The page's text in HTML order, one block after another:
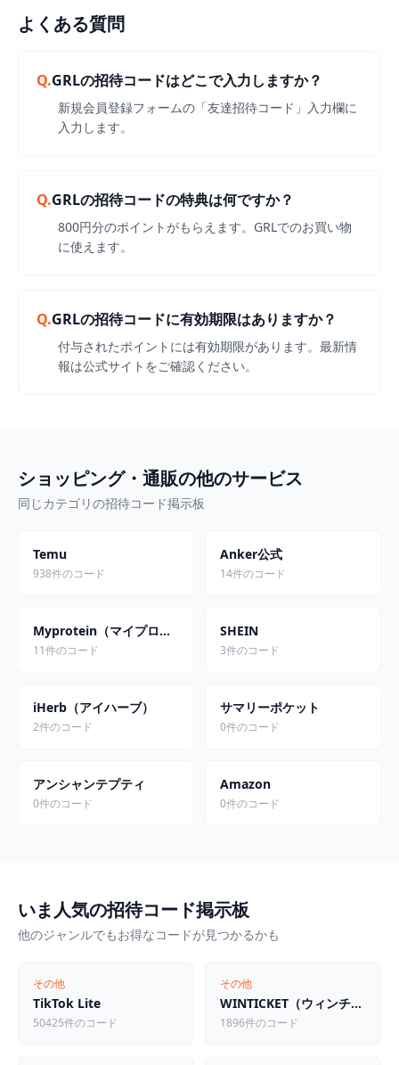
よくある質問
Q.GRLの招待コードはどこで入力しますか？
新規会員登録フォームの「友達招待コード」入力欄に
入力します。
Q.GRLの招待コードの特典は何ですか？
800円分のポイントがもらえます。GRLでのお買い物
に使えます。
Q.GRLの招待コードに有効期限はありますか？
付与されたポイントには有効期限があります。最新情
報は公式サイトをご確認ください。
ショッピング・通販の他のサービス
同じカテゴリの招待コード掲示板
Temu
938件のコード
Anker公式
14件のコード
Myprotein（マイプロテイン）
11件のコード
SHEIN
3件のコード
iHerb（アイハーブ）
2件のコード
サマリーポケット
0件のコード
アンシャンテプティ
0件のコード
Amazon
0件のコード
いま人気の招待コード掲示板
他のジャンルでもお得なコードが見つかるかも
その他
TikTok Lite
50425件のコード
その他
WINTICKET（ウィンチケット）
1896件のコード